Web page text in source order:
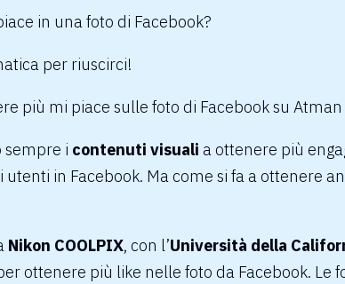
in una foto di Facebook?
per riuscirci!
sempre i contenuti visuali a ottenere più
utenti in Facebook. Ma come si fa a ottenere
Nikon COOLPIX, con l’Università della
ottenere più like nelle foto da Facebook. Le